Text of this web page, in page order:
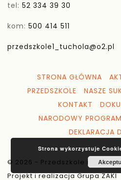
tel: 52 334 39 30
kom: 500 414 511
przedszkole1_tuchola@o2.pl
STRONA GŁÓWNA
PRZEDSZKOLE
NASZE
KONTAKT
NARODOWY
DEKLARACJA
© 2026 - Przedszkole nr 1
Projekt i realizacja Grupa ZAKI
Strona wykorzystuje